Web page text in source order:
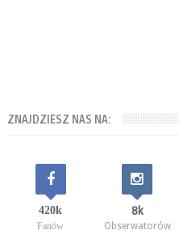
ZNAJDZIESZ NAS NA:
420k
Fanów
8k
Obserwatorów